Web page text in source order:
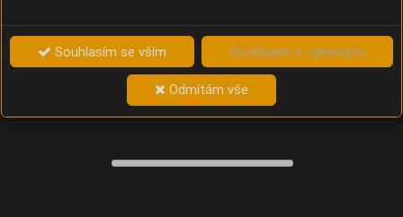
Souhlasím se vším Souhlasím s vybranými
Odmítám vše